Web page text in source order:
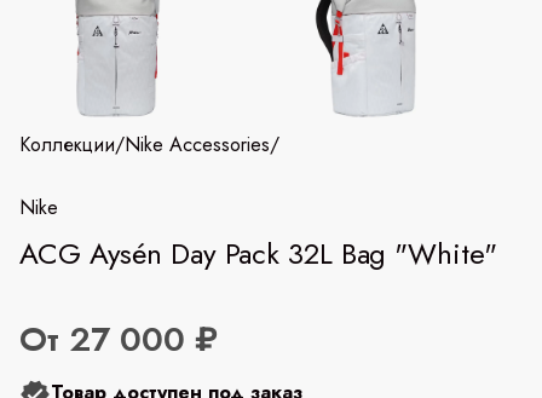
Коллекции/Nike Accessories/
Nike
ACG Aysén Day Pack 32L Bag "White"
От 27 000 ₽